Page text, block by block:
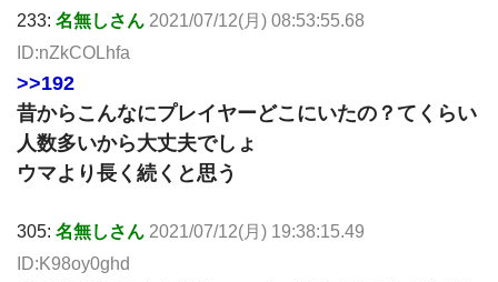
233: 名無しさん 2021/07/12(月) 08:53:55.68
ID:nZkCOLhfa
>>192
昔からこんなにプレイヤーどこにいたの？てくらい
人数多いから大丈夫でしょ
ウマより長く続くと思う
305: 名無しさん 2021/07/12(月) 19:38:15.49
ID:K98oy0ghd